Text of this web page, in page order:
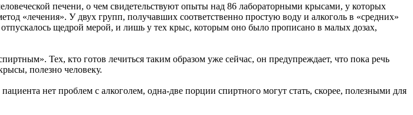
печени, о чем свидетельствуют опыты над 86 лабораторными крысами, у которых
«лечения». У двух групп, получавших соответственно простую воду и алкоголь в «средних»
щедрой мерой, и лишь у тех крыс, которым оно было прописано в малых дозах,
Тех, кто готов лечиться таким образом уже сейчас, он предупреждает, что пока речь
полезно человеку.
нет проблем с алкоголем, одна-две порции спиртного могут стать, скорее, полезными для